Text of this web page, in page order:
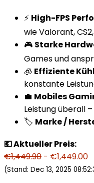
⚡ High-FPS
wie Valorant,
🎮 Starke
Games und
🧊 Effiziente
konstante
💼 Mobiles
Leistung überall
🏷️ Marke /
💶 Aktueller Preis:
€1,449.90 - €1,449.00
(Stand: Dec 13, 2025